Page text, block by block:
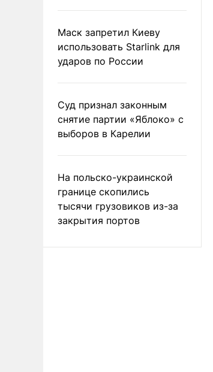
Маск запретил Киеву
использовать Starlink для
ударов по России
Суд признал законным
снятие партии «Яблоко» с
выборов в Карелии
На польско-украинской
границе скопились
тысячи грузовиков из-за
закрытия портов